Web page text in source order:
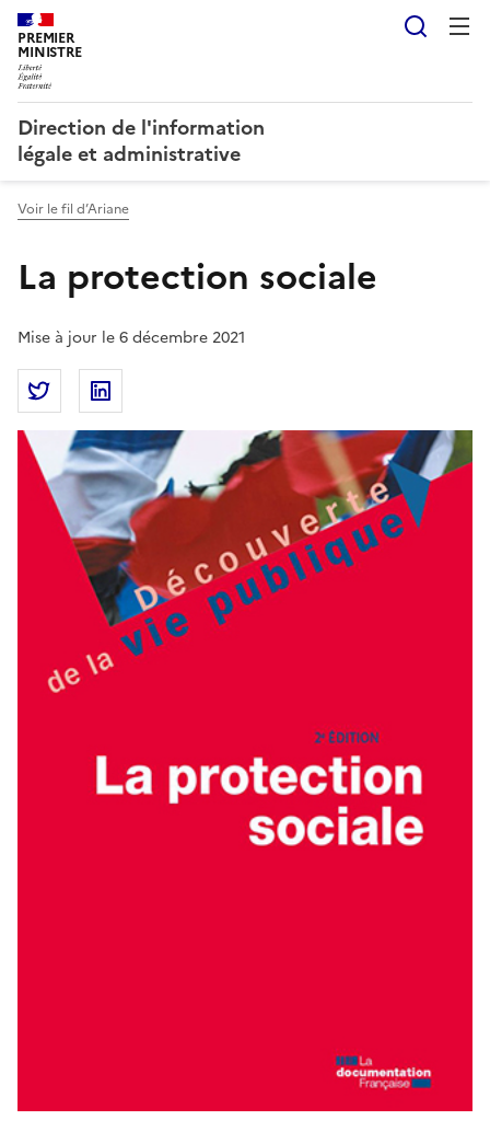
PREMIER
MINISTRE
Direction de l'information
légale et administrative
Voir le fil d’Ariane
La protection sociale
Mise à jour le 6 décembre 2021
Partager la page
Partager La protection sociale sur Twitter